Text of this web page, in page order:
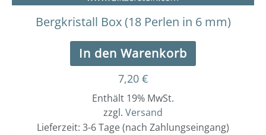
Bergkristall Box (18 Perlen in 6 mm)
In den Warenkorb
7,20 €
Enthält 19% MwSt.
zzgl. Versand
Lieferzeit: 3-6 Tage (nach Zahlungseingang)